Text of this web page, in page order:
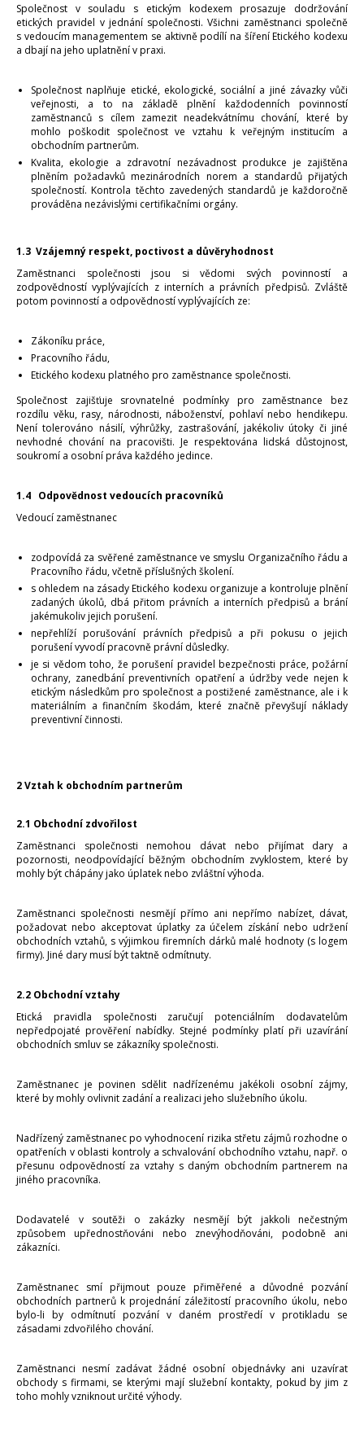
Společnost v souladu s etickým kodexem prosazuje dodržování
etických pravidel v jednání společnosti. Všichni zaměstnanci společně
s vedoucím managementem se aktivně podílí na šíření Etického kodexu
a dbají na jeho uplatnění v praxi.
Společnost naplňuje etické, ekologické, sociální a jiné závazky vůči
veřejnosti, a to na základě plnění každodenních povinností
zaměstnanců s cílem zamezit neadekvátnímu chování, které by
mohlo poškodit společnost ve vztahu k veřejným institucím a
obchodním partnerům.
Kvalita, ekologie a zdravotní nezávadnost produkce je zajištěna
plněním požadavků mezinárodních norem a standardů přijatých
společností. Kontrola těchto zavedených standardů je každoročně
prováděna nezávislými certifikačními orgány.
1.3 Vzájemný respekt, poctivost a důvěryhodnost
Zaměstnanci společnosti jsou si vědomi svých povinností a
zodpovědností vyplývajících z interních a právních předpisů. Zvláště
potom povinností a odpovědností vyplývajících ze:
Zákoníku práce,
Pracovního řádu,
Etického kodexu platného pro zaměstnance společnosti.
Společnost zajišťuje srovnatelné podmínky pro zaměstnance bez
rozdílu věku, rasy, národnosti, náboženství, pohlaví nebo hendikepu.
Není tolerováno násilí, výhrůžky, zastrašování, jakékoliv útoky či jiné
nevhodné chování na pracovišti. Je respektována lidská důstojnost,
soukromí a osobní práva každého jedince.
1.4 Odpovědnost vedoucích pracovníků
Vedoucí zaměstnanec
zodpovídá za svěřené zaměstnance ve smyslu Organizačního řádu a
Pracovního řádu, včetně příslušných školení.
s ohledem na zásady Etického kodexu organizuje a kontroluje plnění
zadaných úkolů, dbá přitom právních a interních předpisů a brání
jakémukoliv jejich porušení.
nepřehlíží porušování právních předpisů a při pokusu o jejich
porušení vyvodí pracovně právní důsledky.
je si vědom toho, že porušení pravidel bezpečnosti práce, požární
ochrany, zanedbání preventivních opatření a údržby vede nejen k
etickým následkům pro společnost a postižené zaměstnance, ale i k
materiálním a finančním škodám, které značně převyšují náklady
preventivní činnosti.
2 Vztah k obchodním partnerům
2.1 Obchodní zdvořilost
Zaměstnanci společnosti nemohou dávat nebo přijímat dary a
pozornosti, neodpovídající běžným obchodním zvyklostem, které by
mohly být chápány jako úplatek nebo zvláštní výhoda.
Zaměstnanci společnosti nesmějí přímo ani nepřímo nabízet, dávat,
požadovat nebo akceptovat úplatky za účelem získání nebo udržení
obchodních vztahů, s výjimkou firemních dárků malé hodnoty (s logem
firmy). Jiné dary musí být taktně odmítnuty.
2.2 Obchodní vztahy
Etická pravidla společnosti zaručují potenciálním dodavatelům
nepředpojaté prověření nabídky. Stejné podmínky platí při uzavírání
obchodních smluv se zákazníky společnosti.
Zaměstnanec je povinen sdělit nadřízenému jakékoli osobní zájmy,
které by mohly ovlivnit zadání a realizaci jeho služebního úkolu.
Nadřízený zaměstnanec po vyhodnocení rizika střetu zájmů rozhodne o
opatřeních v oblasti kontroly a schvalování obchodního vztahu, např. o
přesunu odpovědností za vztahy s daným obchodním partnerem na
jiného pracovníka.
Dodavatelé v soutěži o zakázky nesmějí být jakkoli nečestným
způsobem upřednostňováni nebo znevýhodňováni, podobně ani
zákazníci.
Zaměstnanec smí přijmout pouze přiměřené a důvodné pozvání
obchodních partnerů k projednání záležitostí pracovního úkolu, nebo
bylo-li by odmítnutí pozvání v daném prostředí v protikladu se
zásadami zdvořilého chování.
Zaměstnanci nesmí zadávat žádné osobní objednávky ani uzavírat
obchody s firmami, se kterými mají služební kontakty, pokud by jim z
toho mohly vzniknout určité výhody.